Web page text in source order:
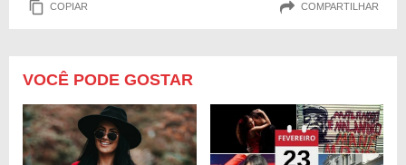
COPIAR COMPARTILHAR
VOCÊ PODE GOSTAR